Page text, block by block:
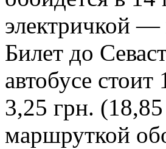
электричкой —
Билет до
автобусе
3,25 грн.
маршруткой